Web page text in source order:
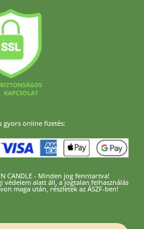
gyors online fizetés:
CANDLE - Minden jog fenntartva!
alatt áll, a jogtalan felhasználás
maga után, részletek az ÁSZF-ben!